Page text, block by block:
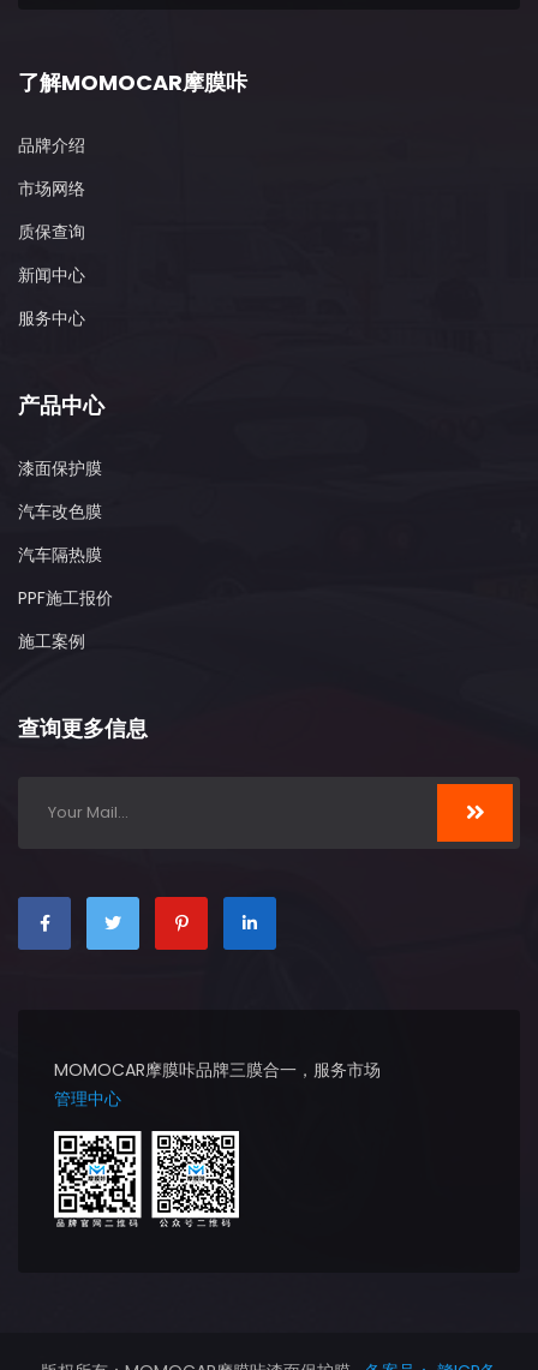
了解MOMOCAR摩膜咔
品牌介绍
市场网络
质保查询
新闻中心
服务中心
产品中心
漆面保护膜
汽车改色膜
汽车隔热膜
PPF施工报价
施工案例
查询更多信息
MOMOCAR摩膜咔品牌三膜合一，服务市场
管理中心